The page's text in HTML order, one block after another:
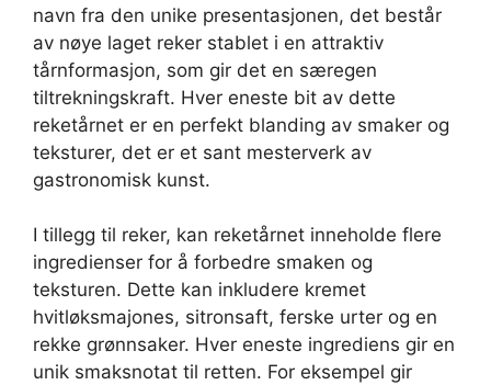
navn fra den unike presentasjonen, det består
av nøye laget reker stablet i en attraktiv
tårnformasjon, som gir det en særegen
tiltrekningskraft. Hver eneste bit av dette
reketårnet er en perfekt blanding av smaker og
teksturer, det er et sant mesterverk av
gastronomisk kunst.
I tillegg til reker, kan reketårnet inneholde flere
ingredienser for å forbedre smaken og
teksturen. Dette kan inkludere kremet
hvitløksmajones, sitronsaft, ferske urter og en
rekke grønnsaker. Hver eneste ingrediens gir en
unik smaksnotat til retten. For eksempel gir